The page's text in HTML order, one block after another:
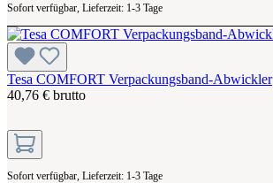
Sofort verfügbar, Lieferzeit: 1-3 Tage
Tesa COMFORT Verpackungsband-Abwickler
40,76 € brutto
Sofort verfügbar, Lieferzeit: 1-3 Tage